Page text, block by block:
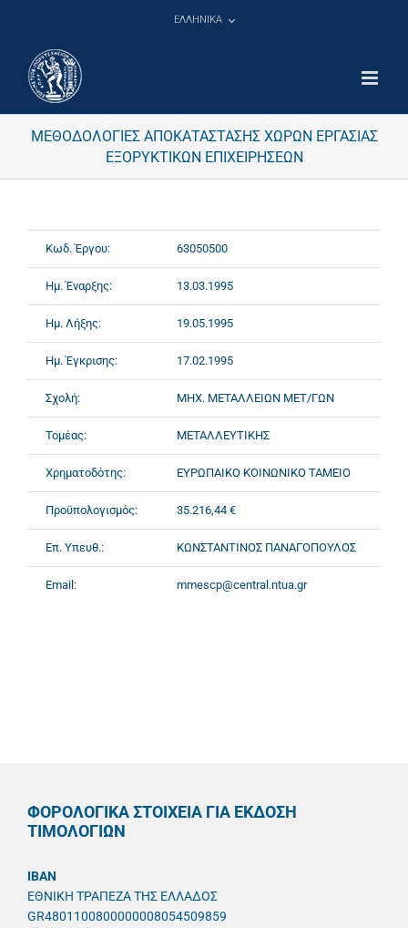
ΕΛΛΗΝΙΚΑ
ΜΕΘΟΔΟΛΟΓΙΕΣ ΑΠΟΚΑΤΑΣΤΑΣΗΣ ΧΩΡΩΝ ΕΡΓΑΣΙΑΣ
ΕΞΟΡΥΚΤΙΚΩΝ ΕΠΙΧΕΙΡΗΣΕΩΝ
Κωδ. Έργου: 63050500
Ημ. Έναρξης: 13.03.1995
Ημ. Λήξης: 19.05.1995
Ημ. Έγκρισης: 17.02.1995
Σχολή: ΜΗΧ. ΜΕΤΑΛΛΕΙΩΝ ΜΕΤ/ΓΩΝ
Τομέας: ΜΕΤΑΛΛΕΥΤΙΚΗΣ
Χρηματοδότης: ΕΥΡΩΠΑΙΚΟ ΚΟΙΝΩΝΙΚΟ ΤΑΜΕΙΟ
Προϋπολογισμός: 35.216,44 €
Επ. Υπευθ.: ΚΩΝΣΤΑΝΤΙΝΟΣ ΠΑΝΑΓΟΠΟΥΛΟΣ
Email: mmescp@central.ntua.gr
ΦΟΡΟΛΟΓΙΚΑ ΣΤΟΙΧΕΙΑ ΓΙΑ ΕΚΔΟΣΗ
ΤΙΜΟΛΟΓΙΩΝ
IBAN
ΕΘΝΙΚΗ ΤΡΑΠΕΖΑ ΤΗΣ ΕΛΛΑΔΟΣ
GR4801100800000008054509859